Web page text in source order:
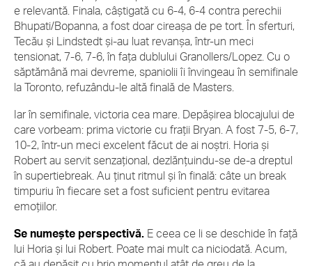
e relevantă. Finala, câștigată cu 6-4, 6-4 contra perechii
Bhupati/Bopanna, a fost doar cireașa de pe tort. În sferturi,
Tecău și Lindstedt și-au luat revanșa, într-un meci
tensionat, 7-6, 7-6, în fața dublului Granollers/Lopez. Cu o
săptămână mai devreme, spaniolii îi învingeau în semifinale
la Toronto, refuzându-le altă finală de Masters.
Iar în semifinale, victoria cea mare. Depășirea blocajului de
care vorbeam: prima victorie cu frații Bryan. A fost 7-5, 6-7,
10-2, într-un meci excelent făcut de ai noștri. Horia și
Robert au servit senzațional, dezlănțuindu-se de-a dreptul
în supertiebreak. Au ținut ritmul și în finală: câte un break
timpuriu în fiecare set a fost suficient pentru evitarea
emoțiilor.
Se numește perspectivă. E ceea ce li se deschide în față
lui Horia și lui Robert. Poate mai mult ca niciodată. Acum,